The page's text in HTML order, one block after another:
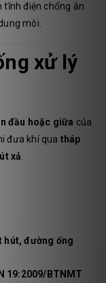
tĩnh điện chống ăn
môi.
xử lý
đầu hoặc giữa của
đưa khí qua tháp
xả.
hút, đường ống
19:2009/BTNMT